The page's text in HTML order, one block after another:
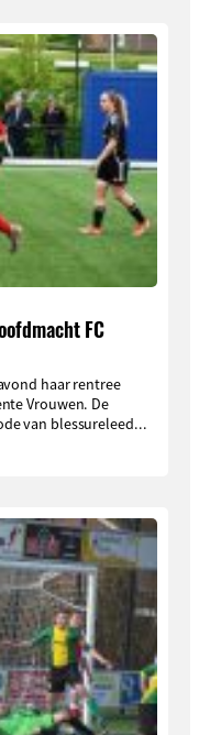
FC
haar rentree
Vrouwen. De
van blessureleed...